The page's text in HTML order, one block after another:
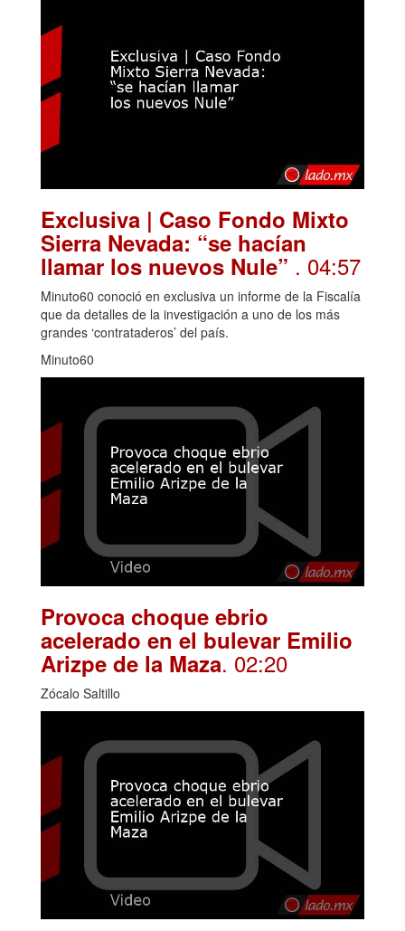
Exclusiva | Caso Fondo Mixto
Sierra Nevada: “se hacían
llamar los nuevos Nule” . 04:57
Minuto60 conoció en exclusiva un informe de la Fiscalía
que da detalles de la investigación a uno de los más
grandes ‘contrataderos’ del país.
Minuto60
Provoca choque ebrio
acelerado en el bulevar Emilio
Arizpe de la Maza. 02:20
Zócalo Saltillo